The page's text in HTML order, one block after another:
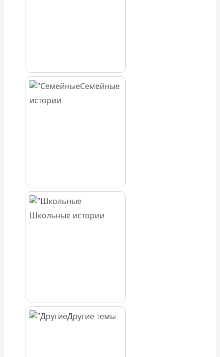
Семейные
истории
Школьные истории
Другие темы